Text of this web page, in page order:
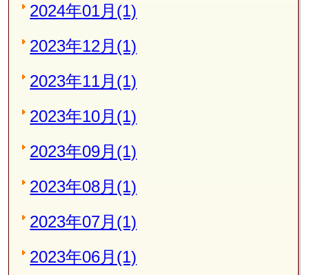
2024年01月(1)
2023年12月(1)
2023年11月(1)
2023年10月(1)
2023年09月(1)
2023年08月(1)
2023年07月(1)
2023年06月(1)